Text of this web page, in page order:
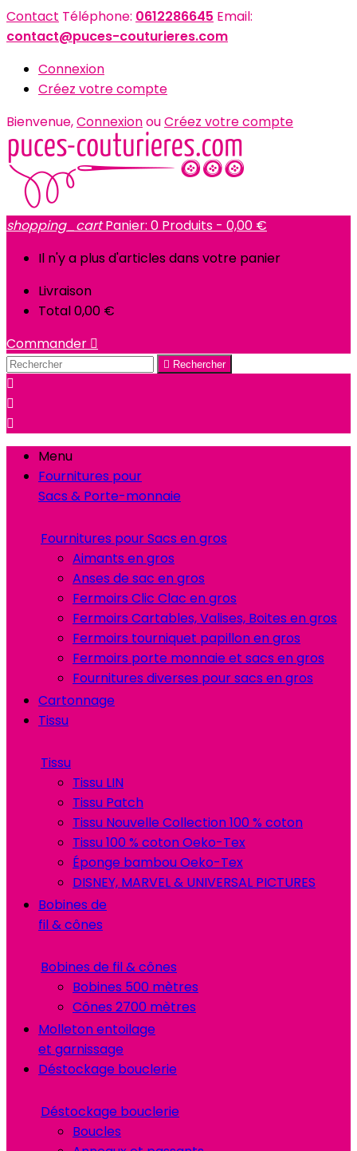
Contact Téléphone: 0612286645 Email:
contact@puces-couturieres.com
Connexion
Créez votre compte
Bienvenue,ConnexionouCréez votre compte
shopping_cart Panier: 0 Produits - 0,00 €
Il n'y a plus d'articles dans votre panier
Livraison
Total0,00 €
Commander 
 Rechercher



Menu
Fournitures pour
Sacs & Porte-monnaie
Fournitures pour Sacs en gros
Aimants en gros
Anses de sac en gros
Fermoirs Clic Clac en gros
Fermoirs Cartables, Valises, Boites en gros
Fermoirs tourniquet papillon en gros
Fermoirs porte monnaie et sacs en gros
Fournitures diverses pour sacs en gros
Cartonnage
Tissu
Tissu
Tissu LIN
Tissu Patch
Tissu Nouvelle Collection 100 % coton
Tissu 100 % coton Oeko-Tex
Éponge bambou Oeko-Tex
DISNEY, MARVEL & UNIVERSAL PICTURES
Bobines de
fil & cônes
Bobines de fil & cônes
Bobines 500 mètres
Cônes 2700 mètres
Molleton entoilage
et garnissage
Déstockage bouclerie
Déstockage bouclerie
Boucles